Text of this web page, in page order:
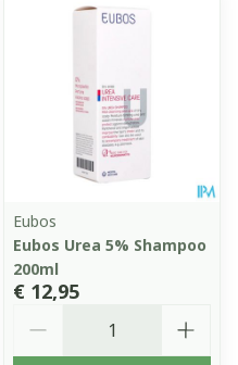
Eubos
Eubos Urea 5% Shampoo
200ml
€ 12,95